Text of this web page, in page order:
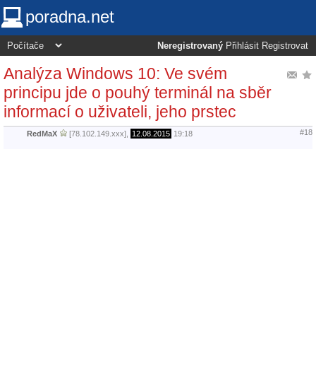
poradna.net
Neregistrovaný Přihlásit Registrovat
Analýza Windows 10: Ve svém
principu jde o pouhý terminál na sběr
informací o uživateli, jeho prstec
RedMaX [78.102.149.xxx], 12.08.2015 19:18 #18